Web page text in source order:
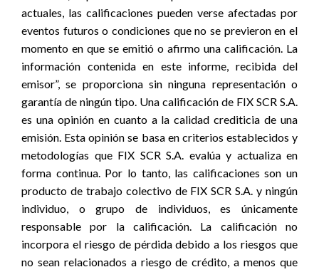
actuales, las calificaciones pueden verse afectadas por
eventos futuros o condiciones que no se previeron en el
momento en que se emitió o afirmo una calificación. La
información contenida en este informe, recibida del
emisor”, se proporciona sin ninguna representación o
garantía de ningún tipo. Una calificación de FIX SCR S.A.
es una opinión en cuanto a la calidad crediticia de una
emisión. Esta opinión se basa en criterios establecidos y
metodologías que FIX SCR S.A. evalúa y actualiza en
forma continua. Por lo tanto, las calificaciones son un
producto de trabajo colectivo de FIX SCR S.A. y ningún
individuo, o grupo de individuos, es únicamente
responsable por la calificación. La calificación no
incorpora el riesgo de pérdida debido a los riesgos que
no sean relacionados a riesgo de crédito, a menos que